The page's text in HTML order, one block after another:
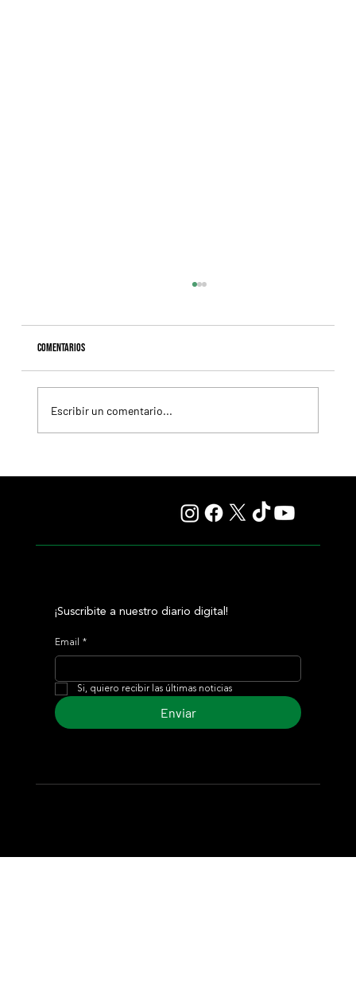
Comentarios
Escribir un comentario...
¡Suscribite a nuestro diario digital!
Email *
Si, quiero recibir las últimas noticias
Enviar